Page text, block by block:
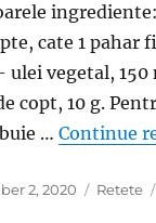
cate 1 pahar
ulei vegetal, 150
copt, 10 g.
…Continue
2, 2020 Retete